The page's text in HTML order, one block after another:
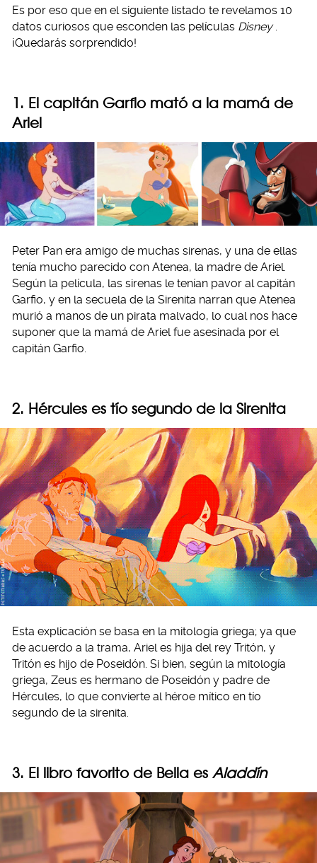
Es por eso que en el siguiente listado te revelamos 10
datos curiosos que esconden las películas Disney .
¡Quedarás sorprendido!
1. El capitán Garfio mató a la mamá de
Ariel
Peter Pan era amigo de muchas sirenas, y una de ellas
tenía mucho parecido con Atenea, la madre de Ariel.
Según la película, las sirenas le tenían pavor al capitán
Garfio, y en la secuela de la Sirenita narran que Atenea
murió a manos de un pirata malvado, lo cual nos hace
suponer que la mamá de Ariel fue asesinada por el
capitán Garfio.
2. Hércules es tío segundo de la Sirenita
Esta explicación se basa en la mitología griega; ya que
de acuerdo a la trama, Ariel es hija del rey Tritón, y
Tritón es hijo de Poseidón. Si bien, según la mitología
griega, Zeus es hermano de Poseidón y padre de
Hércules, lo que convierte al héroe mítico en tío
segundo de la sirenita.
3. El libro favorito de Bella es Aladdín